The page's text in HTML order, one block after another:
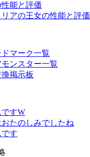
能と評価
アの王女の性能と評価
マーク一覧
ンスター一覧
掲示板
すW
たのしみでしたね
す